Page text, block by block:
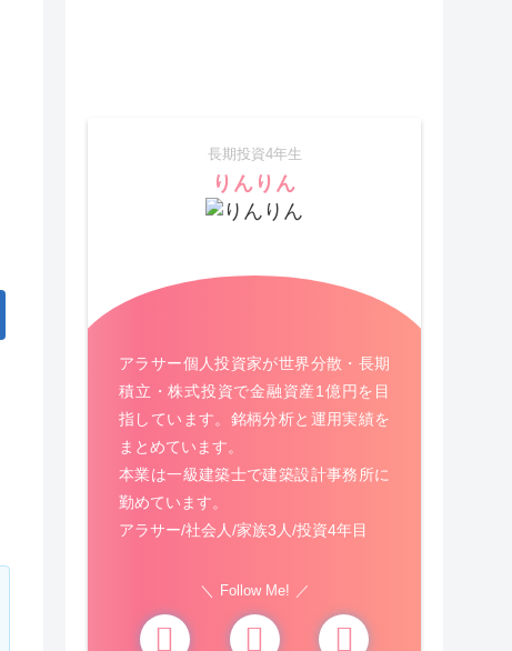
長期投資4年生
りんりん
アラサー個人投資家が世界分散・長期
積立・株式投資で金融資産1億円を目
指しています。銘柄分析と運用実績を
まとめています。
本業は一級建築士で建築設計事務所に
勤めています。
アラサー/社会人/家族3人/投資4年目
Follow Me!